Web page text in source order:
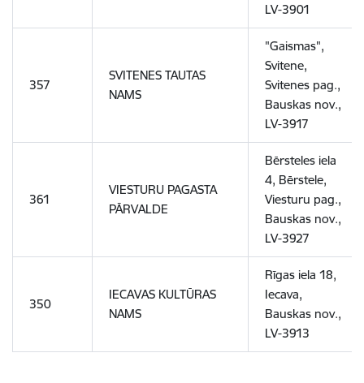
LV-3901
357
SVITENES TAUTAS
NAMS
"Gaismas",
Svitene,
Svitenes pag.,
Bauskas nov.,
LV-3917
361
VIESTURU PAGASTA
PĀRVALDE
Bērsteles iela
4, Bērstele,
Viesturu pag.,
Bauskas nov.,
LV-3927
350
IECAVAS KULTŪRAS
NAMS
Rīgas iela 18,
Iecava,
Bauskas nov.,
LV-3913